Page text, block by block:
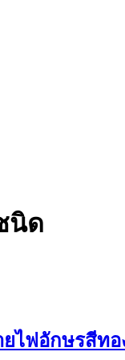
นิด
ยไฟอักษรสีทอ